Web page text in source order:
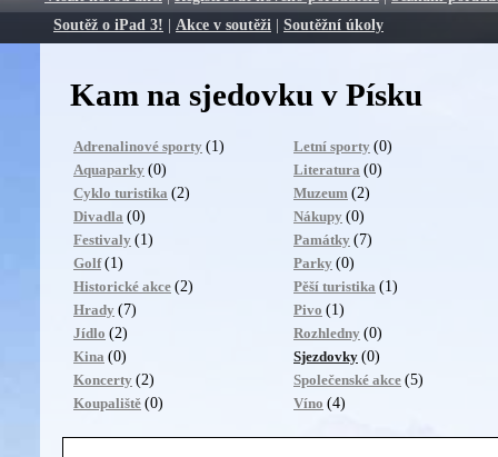
Soutěž o iPad 3! | Akce v soutěži | Soutěžní úkoly
Kam na sjedovku v Písku
Adrenalinové sporty (1)
Aquaparky (0)
Cyklo turistika (2)
Divadla (0)
Festivaly (1)
Golf (1)
Historické akce (2)
Hrady (7)
Jídlo (2)
Kina (0)
Koncerty (2)
Koupaliště (0)
Letní sporty (0)
Literatura (0)
Muzeum (2)
Nákupy (0)
Památky (7)
Parky (0)
Pěší turistika (1)
Pivo (1)
Rozhledny (0)
Sjezdovky (0)
Společenské akce (5)
Víno (4)